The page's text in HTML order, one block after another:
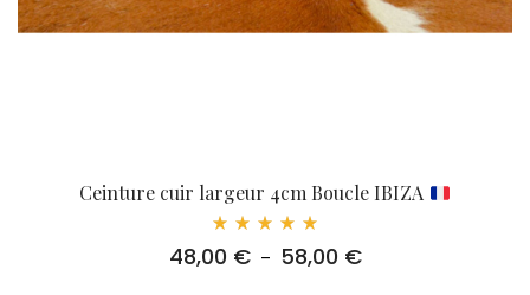
Ceinture cuir largeur 4cm Boucle IBIZA
5.00
48,00 € – 58,00 €Plage